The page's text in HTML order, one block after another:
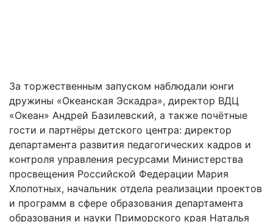
За торжественным запуском наблюдали юнги
дружины «Океанская Эскадра», директор ВДЦ
«Океан» Андрей Базилевский, а также почётные
гости и партнёры детского центра: директор
департамента развития педагогических кадров и
контроля управления ресурсами Министерства
просвещения Российской Федерации Мария
Хлопотных, начальник отдела реализации проектов
и программ в сфере образования департамента
образования и науки Приморского края Наталья